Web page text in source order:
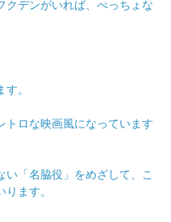
クデンがいれば、べっちょな
。
トロな映画風になっています
い「名脇役」をめざして、こ
ます。